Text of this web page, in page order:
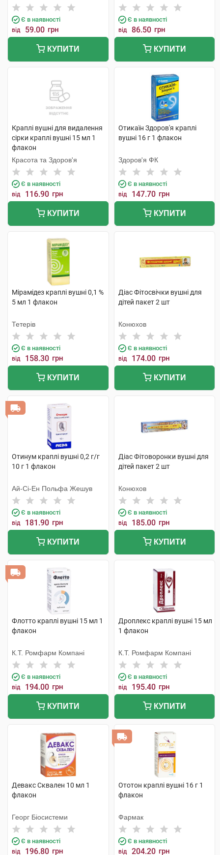
Є в наявності
від 59.00 грн
КУПИТИ
Є в наявності
від 86.50 грн
КУПИТИ
Краплі вушні для видалення
сірки краплі вушні 15 мл 1
флакон
Красота та Здоров'я
Є в наявності
від 116.90 грн
КУПИТИ
Отикаїн Здоров'я краплі
вушні 16 г 1 флакон
Здоров'я ФК
Є в наявності
від 147.70 грн
КУПИТИ
Мірамідез краплі вушні 0,1 %
5 мл 1 флакон
Тетерів
Є в наявності
від 158.30 грн
КУПИТИ
Діас Фітосвічки вушні для
дітей пакет 2 шт
Конюхов
Є в наявності
від 174.00 грн
КУПИТИ
Отинум краплі вушні 0,2 г/г
10 г 1 флакон
Ай-Сі-Ен Польфа Жешув
Є в наявності
від 181.90 грн
КУПИТИ
Діас Фітоворонки вушні для
дітей пакет 2 шт
Конюхов
Є в наявності
від 185.00 грн
КУПИТИ
Флотто краплі вушні 15 мл 1
флакон
К.Т. Ромфарм Компані
Є в наявності
від 194.00 грн
КУПИТИ
Дроплекс краплі вушні 15 мл
1 флакон
К.Т. Ромфарм Компані
Є в наявності
від 195.40 грн
КУПИТИ
Девакс Сквален 10 мл 1
флакон
Георг Біосистеми
Є в наявності
від 196.80 грн
Ототон краплі вушні 16 г 1
флакон
Фармак
Є в наявності
від 204.20 грн